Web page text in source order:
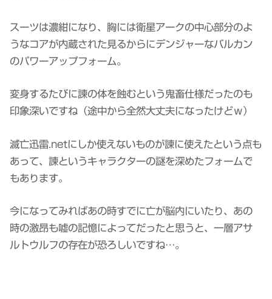
スーツは濃紺になり、胸には衛星アークの中心部分のよ
うなコアが内蔵された見るからにデンジャーなバルカン
のパワーアップフォーム。
変身するたびに諫の体を蝕むという鬼畜仕様だったのも
印象深いですね（途中から全然大丈夫になったけどｗ）
滅亡迅雷.netにしか使えないものが諫に使えたという点も
あって、諫というキャラクターの謎を深めたフォームで
もあります。
今になってみればあの時すでに亡が脳内にいたり、あの
時の激昂も嘘の記憶によってだったと思うと、一層アサ
ルトウルフの存在が恐ろしいですね…。